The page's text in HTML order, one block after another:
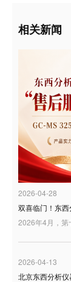
相关新闻
2026-04-28
2026-04-13
北京东西分析